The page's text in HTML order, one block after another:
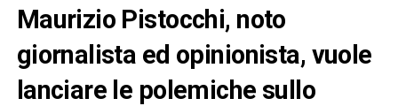
Maurizio Pistocchi, noto
giornalista ed opinionista, vuole
lanciare le polemiche sullo